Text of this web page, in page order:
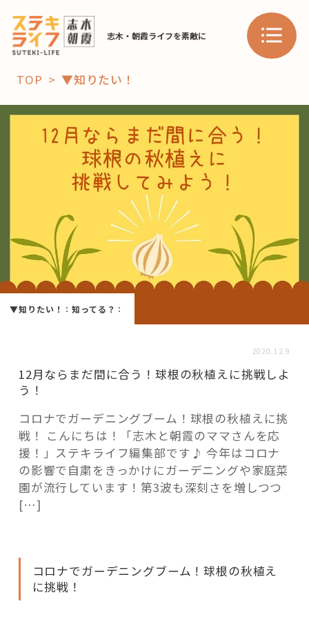
志木・朝霞ライフを素敵に
「コト」
子育て
暮らし
おすすめ
スポット 学び・教育
「場」
HAREL
「モノ」
fleXe リノベ事例
「ひと」
TOP ▼知りたい！
▼知りたい！ ：知ってる？ ：
2020.12.9
12月ならまだ間に合う！球根の秋植えに挑戦しよ
う！
コロナでガーデニングブーム！球根の秋植えに挑
戦！ こんにちは！「志木と朝霞のママさんを応
援！」ステキライフ編集部です♪ 今年はコロナ
の影響で自粛をきっかけにガーデニングや家庭菜
園が流行しています！第3波も深刻さを増しつつ
[…]
コロナでガーデニングブーム！球根の秋植え
に挑戦！